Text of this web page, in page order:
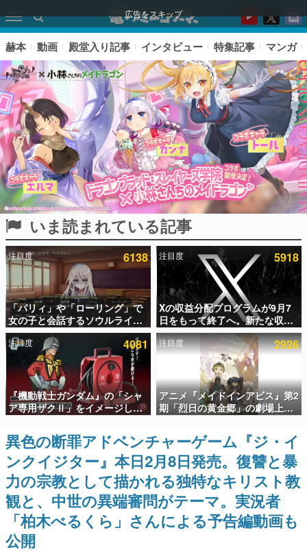
広告をスキップ
ピックアップ
電ファミのいま読まれている記事ランキング
アプリセール情報
インタビュー
連載・特集一覧
殿堂入り記事
SNS拡散数が数千以上！ ページビュー数万以上！ などな
ど。多くの人々に読まれた、電ファミ渾身の“殿堂入り”記
事をまとめました。
ゲームの企画書
名作ゲームクリエイターの方々に製作時のエピソードをお
聞きし、ヒットする企画（ゲーム）とは何か？を探ってい
きます。
赫本
この物語を解いてはいけない。『赫本』は、〈試験問題〉
の形をした短編ホラー小説集です。
赫本 動画 殿堂入り記事 インタビュー 特集記事 マンガ
いま読まれている記事
注目度 6138
「パリィ」や「ローリング」で
女の子と会話するソウルライク
恋愛ゲーム『小早川さんはソウ
ルライク』無料公開。返事に失
敗すると「YOU DIED」
注目度 5918
Xの収益分配プログラムが9月7
日をもって終了へ。新たな収益
化制度「Original Content
Rewards Program」を発表
注目度 4081
『機動戦士ガンダム』の「シャ
ア専用ザクⅡ」をイメージした
散水ホースリールが予約開始。
本体にはシャアのパーソナルマ
ークやジオン公国軍のエンブレ
ム、型式番号などを配置
注目度 2926
アニメ『メイドインアビス』第2
期「烈日の黄金郷」の劇場上映
が決定！レグ役・伊瀬茉莉也さ
んらが登壇する舞台挨拶も実施
異色の断罪アドベンチャーゲーム『ジ・イ
ンクイジター』本日2月8日発売。復讐と暴
力の宗教として描かれる独特なキリスト教
観と、中世の異端審問がテーマ。実況者
「柏木べるくら」さんによる予告編動画も
公開